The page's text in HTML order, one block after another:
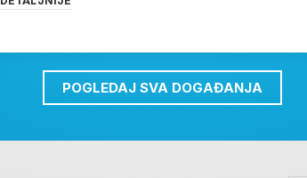
POGLEDAJ SVA DOGAĐANJA